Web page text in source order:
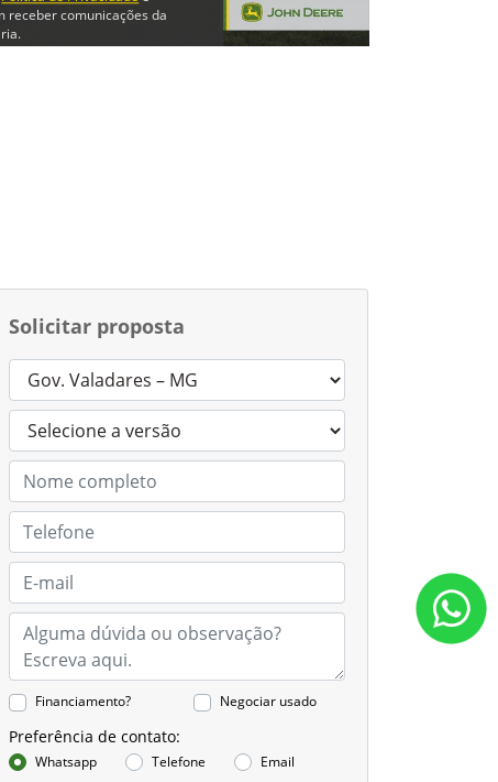
receber comunicações da
Solicitar proposta
Financiamento? Negociar usado
Preferência de contato:
Whatsapp Telefone Email